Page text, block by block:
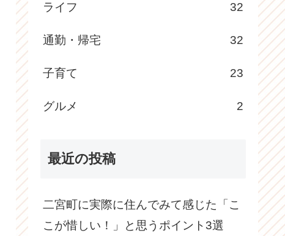
ライフ 32
通勤・帰宅 32
子育て 23
グルメ 2
最近の投稿
二宮町に実際に住んでみて感じた「こ
こが惜しい！」と思うポイント3選